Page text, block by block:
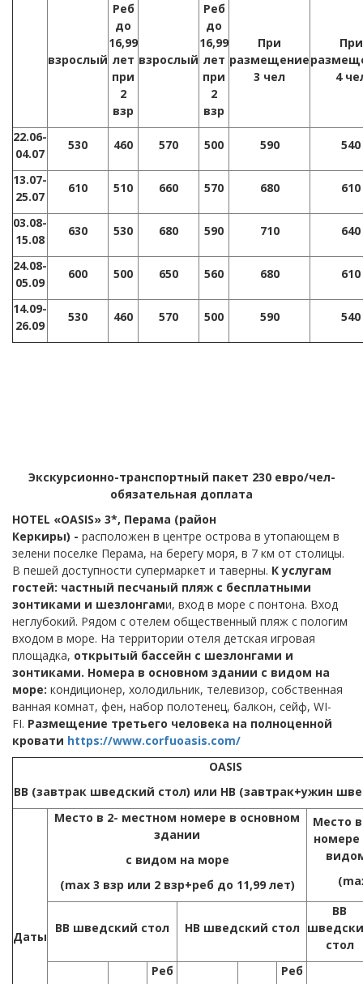
взрослый
Реб
до
16,99
лет
при
2
взр
взрослый
Реб
до
16,99
лет
при
2
взр
При
размещение
3 чел
При
4
22.06-
04.07
530 460 570 500 590 540
13.07-
25.07
610 510 660 570 680 610
03.08-
15.08
630 530 680 590 710 640
24.08-
05.09
600 500 650 560 680 610
14.09-
26.09
530 460 570 500 590 540
Экскурсионно-транспортный пакет 230 евро/чел-
обязательная доплата
HOTEL «OASIS» 3*, Перама (район
Керкиры) - расположен в центре острова в утопающем в
зелени поселке Перама, на берегу моря, в 7 км от столицы.
В пешей доступности супермаркет и таверны. К услугам
гостей: частный песчаный пляж с бесплатными
зонтиками и шезлонгами, вход в море с понтона. Вход
неглубокий. Рядом с отелем общественный пляж с пологим
входом в море. На территории отеля детская игровая
площадка, открытый бассейн с шезлонгами и
зонтиками. Номера в основном здании с видом на
море: кондиционер, холодильник, телевизор, собственная
ванная комнат, фен, набор полотенец, балкон, сейф, WI-
FI. Размещение третьего человека на полноценной
кровати https://www.corfuoasis.com/
OASIS
BB (завтрак шведский стол) или НВ (завтрак+ужин
Даты
Место в 2- местном номере в основном
здании
с видом на море
(max 3 взр или 2 взр+реб до 11,99 лет)
Место
номере
ВВ шведский стол НВ шведский стол
ВВ
стол
Реб
Реб